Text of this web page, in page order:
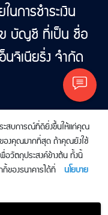
การชำระเงิน
ข บัญชี ที่เป็น ชื่อ
จิเนียริ่ง จำกัด
ะสบการณ์ที่ดียิ่งขึ้นให้แก่คุณ
ของคุณมากที่สุด ถ้าคุณยังใช้
อวัตถุประสงค์ข้างต้น ทั้งนี้
ของธนาคารได้ที่ นโยบาย